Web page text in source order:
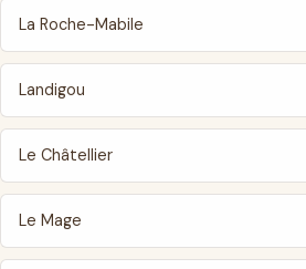
La Roche-Mabile
Landigou
Le Châtellier
Le Mage